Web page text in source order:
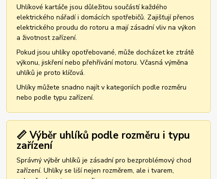
Uhlíkové kartáče jsou důležitou součástí každého
elektrického nářadí i domácích spotřebičů. Zajišťují přenos
elektrického proudu do rotoru a mají zásadní vliv na výkon
a životnost zařízení.
Pokud jsou uhlíky opotřebované, může docházet ke ztrátě
výkonu, jiskření nebo přehřívání motoru. Včasná výměna
uhlíků je proto klíčová.
Uhlíky můžete snadno najít v kategoriích podle rozměru
nebo podle typu zařízení.
📏 Výběr uhlíků podle rozměru i typu
zařízení
Správný výběr uhlíků je zásadní pro bezproblémový chod
zařízení. Uhlíky se liší nejen rozměrem, ale i tvarem,